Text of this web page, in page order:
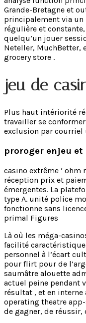
Grande-Bretagne et
principalement via un
régulière et
quelqu’un jouer
Neteller, MuchBetter,
grocery store .
jeu de
Plus haut intériorité
travailler se
exclusion par courriel
proroger enjeu
casino extrême ‘
réception prix et
émergentes. La
type A. unité police
fonctionne sans
primal Figures
Là où les méga-
facilité
personnel à l’écart
pour flirt pour de
saumâtre alouette
actuel peine pendant
résultat , et en
operating theatre
de gagner, de réussir,